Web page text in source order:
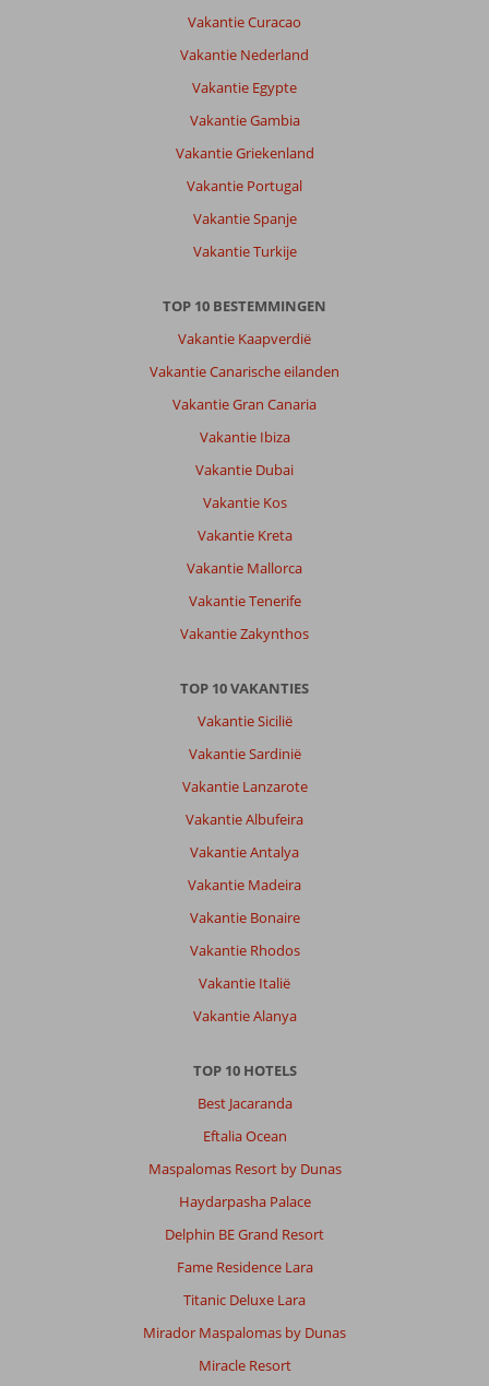
Vakantie Curacao
Vakantie Nederland
Vakantie Egypte
Vakantie Gambia
Vakantie Griekenland
Vakantie Portugal
Vakantie Spanje
Vakantie Turkije
TOP 10 BESTEMMINGEN
Vakantie Kaapverdië
Vakantie Canarische eilanden
Vakantie Gran Canaria
Vakantie Ibiza
Vakantie Dubai
Vakantie Kos
Vakantie Kreta
Vakantie Mallorca
Vakantie Tenerife
Vakantie Zakynthos
TOP 10 VAKANTIES
Vakantie Sicilië
Vakantie Sardinië
Vakantie Lanzarote
Vakantie Albufeira
Vakantie Antalya
Vakantie Madeira
Vakantie Bonaire
Vakantie Rhodos
Vakantie Italië
Vakantie Alanya
TOP 10 HOTELS
Best Jacaranda
Eftalia Ocean
Maspalomas Resort by Dunas
Haydarpasha Palace
Delphin BE Grand Resort
Fame Residence Lara
Titanic Deluxe Lara
Mirador Maspalomas by Dunas
Miracle Resort